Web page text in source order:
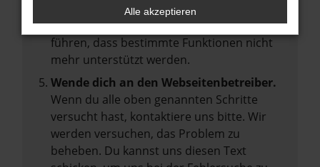
Veraltete Software birgt nicht nur ein
Sicherheitsrisiko, sondern kann auch dazu
führen, dass bestimmte Funktionen nicht
mehr unterstützt werden.
Wende dich an den Webseitenbetreiber.
Wenn du alle oben genannten Schritte
versucht hast, kontaktiere uns bitte. Wir
werden versuchen, das Problem zu
beheben. Du kannst uns diesen Text
Alle akzeptieren